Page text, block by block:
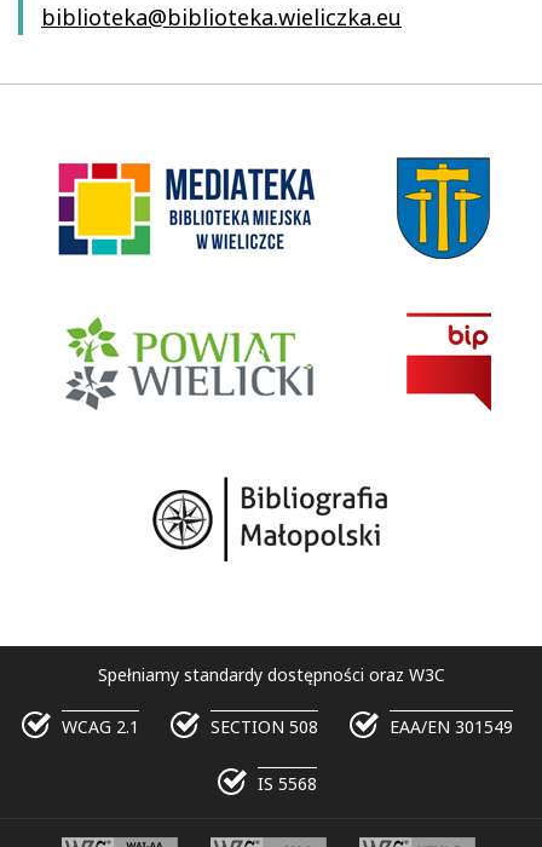
biblioteka@biblioteka.wieliczka.eu
Spełniamy standardy dostępności oraz W3C
WCAG 2.1 SECTION 508 EAA/EN 301549
IS 5568